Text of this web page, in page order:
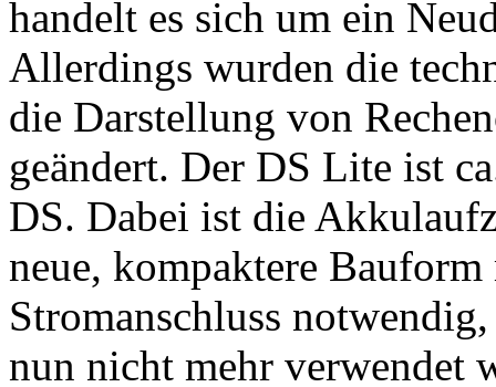
handelt es sich um ein
Allerdings wurden die
die Darstellung von
geändert. Der DS Lite ist
DS. Dabei ist die
neue, kompaktere Bauform
Stromanschluss
nun nicht mehr verwendet